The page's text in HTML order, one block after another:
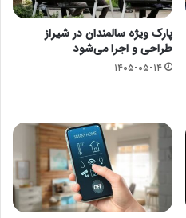
پارک ویژه سالمندان در شیراز
طراحی و اجرا می‌شود
۱۴۰۵-۰۵-۱۴